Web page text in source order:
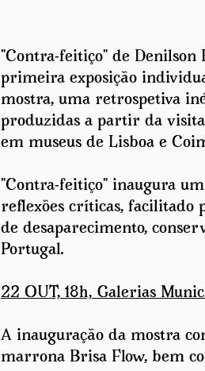
"Contra-feitiço" de
primeira exposição
mostra, uma retrospetiva
produzidas a partir da
em museus de Lisboa e
"Contra-feitiço" inaugura
reflexões críticas, facilitado
de desaparecimento,
Portugal.
22 OUT, 18h, Galerias
A inauguração da mostra
marrona Brisa Flow, bem